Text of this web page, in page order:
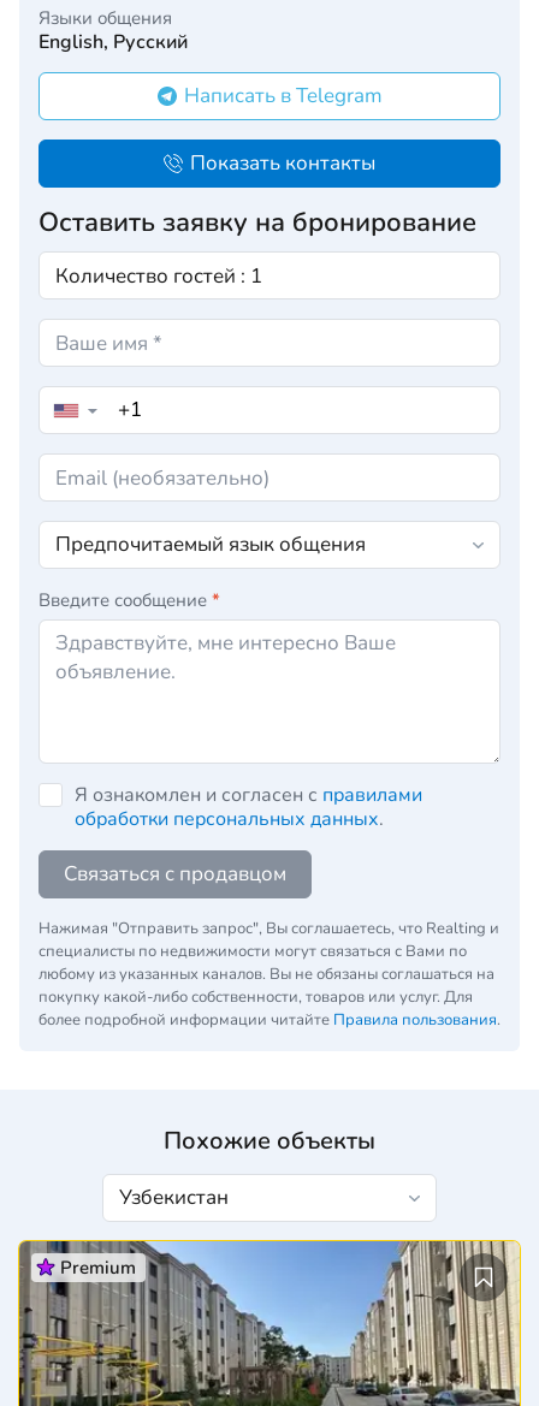
Языки общения
English, Русский
Написать в Telegram
Показать контакты
Оставить заявку на бронирование
▼
Введите сообщение *
Я ознакомлен и согласен с правилами
обработки персональных данных.
Связаться с продавцом
Нажимая "Отправить запрос", Вы соглашаетесь, что Realting и
специалисты по недвижимости могут связаться с Вами по
любому из указанных каналов. Вы не обязаны соглашаться на
покупку какой-либо собственности, товаров или услуг. Для
более подробной информации читайте Правила пользования.
Похожие объекты
Premium